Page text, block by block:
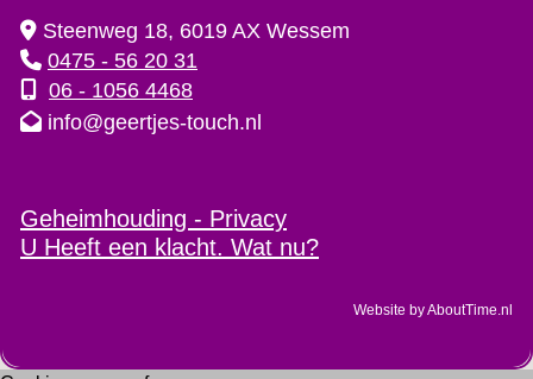
Steenweg 18, 6019 AX Wessem
0475 - 56 20 31
06 - 1056 4468
info@geertjes-touch.nl
Geheimhouding - Privacy
U Heeft een klacht. Wat nu?
Website by AboutTime.nl